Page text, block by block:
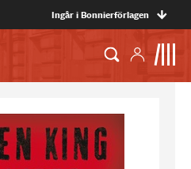
Ingår i Bonnierförlagen